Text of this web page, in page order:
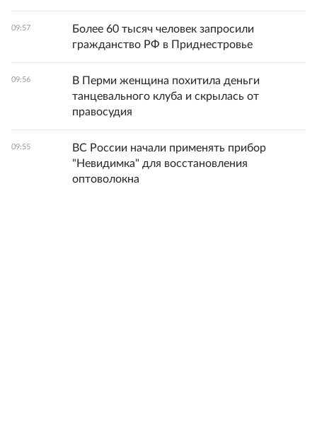
09:57
Более 60 тысяч человек запросили
гражданство РФ в Приднестровье
09:56
В Перми женщина похитила деньги
танцевального клуба и скрылась от
правосудия
09:55
ВС России начали применять прибор
"Невидимка" для восстановления
оптоволокна